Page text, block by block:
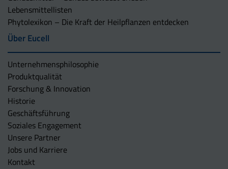
Lebensmittellisten
Phytolexikon – Die Kraft der Heilpflanzen entdecken
Über Eucell
Unternehmens­philosophie
Produktqualität
Forschung & Innovation
Historie
Geschäftsführung
Soziales Engagement
Unsere Partner
Jobs und Karriere
Kontakt